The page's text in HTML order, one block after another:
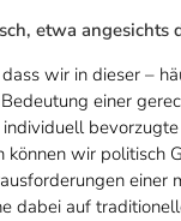
etwa angesichts
wir in dieser –
einer
können wir politisch
dabei auf